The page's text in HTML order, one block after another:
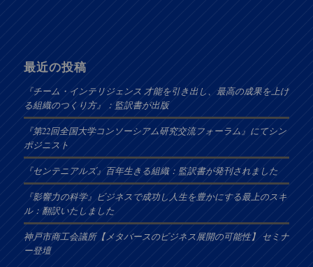
最近の投稿
『チーム・インテリジェンス 才能を引き出し、最高の成果を上げ
る組織のつくり方』：監訳書が出版
『第22回全国大学コンソーシアム研究交流フォーラム』にてシン
ポジニスト
『センテニアルズ』百年生きる組織：監訳書が発刊されました
『影響力の科学』ビジネスで成功し人生を豊かにする最上のスキ
ル：翻訳いたしました
神戸市商工会議所【メタバースのビジネス展開の可能性】 セミナ
ー登壇